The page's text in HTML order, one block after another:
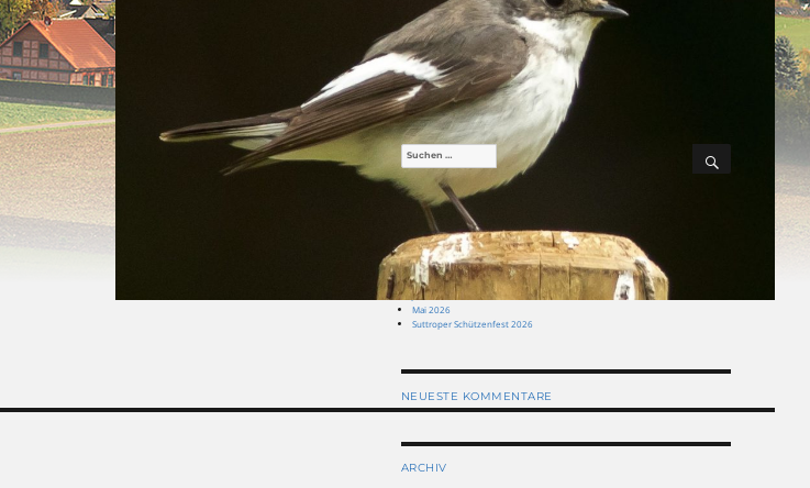
Suchen
SUCHEN
NEUESTE BEITRÄGE
August 2026
Juli 2026
Juni 2026
Mai 2026
Suttroper Schützenfest 2026
NEUESTE KOMMENTARE
ARCHIV